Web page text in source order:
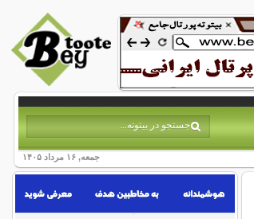
جمعه, ۱۶ مرداد ۱۴۰۵